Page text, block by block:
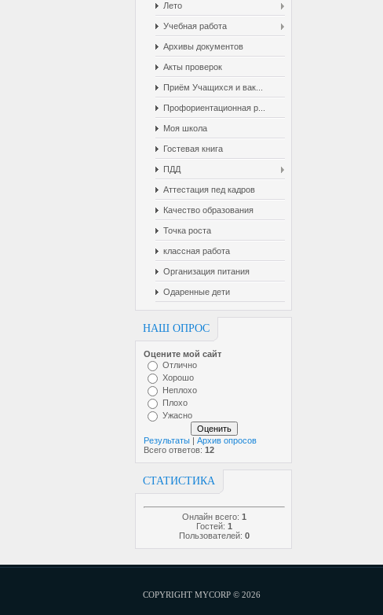
Лето
Учебная работа
Архивы документов
Акты проверок
Приём Учащихся и вак...
Профориентационная р...
Моя школа
Гостевая книга
ПДД
Аттестация пед кадров
Качество образования
Точка роста
классная работа
Организация питания
Одаренные дети
НАШ ОПРОС
Оцените мой сайт
Отлично
Хорошо
Неплохо
Плохо
Ужасно
Результаты | Архив опросов
Всего ответов: 12
СТАТИСТИКА
Онлайн всего: 1
Гостей: 1
Пользователей: 0
COPYRIGHT MYCORP © 2026